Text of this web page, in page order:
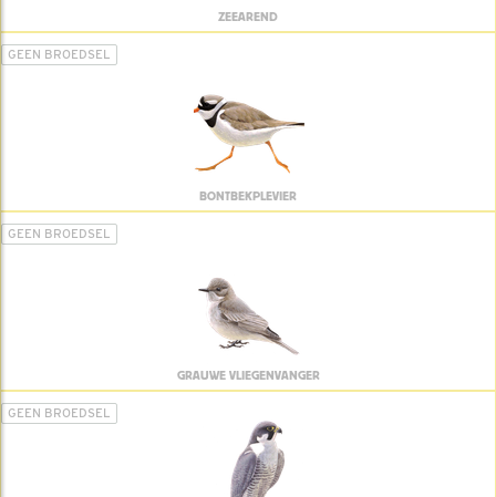
ZEEAREND
GEEN BROEDSEL
BONTBEKPLEVIER
GEEN BROEDSEL
GRAUWE VLIEGENVANGER
GEEN BROEDSEL